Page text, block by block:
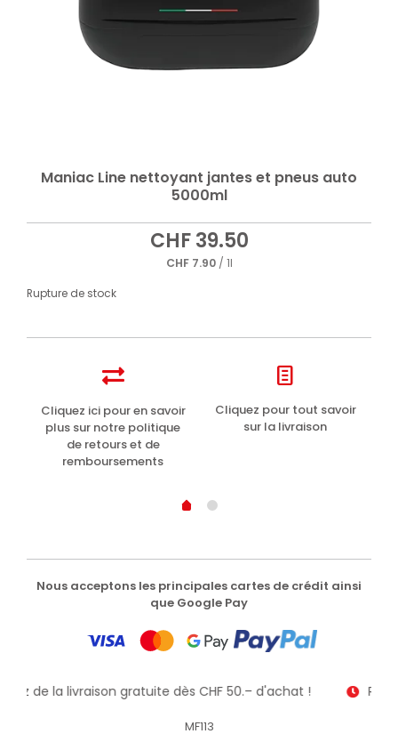
Maniac Line nettoyant jantes et pneus auto
5000ml
CHF39.50
CHF7.90/ 1l
Rupture de stock
Cliquez ici pour en savoir
plus sur notre politique
de retours et de
remboursements
Cliquez pour tout savoir
sur la livraison
Nous acceptons les principales cartes de crédit ainsi
que Google Pay
de la livraison gratuite dès CHF 50.– d'achat !
MF113